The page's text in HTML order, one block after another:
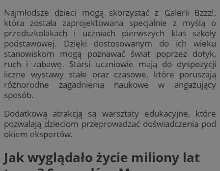
Najmłodsze dzieci mogą skorzystać z Galerii Bzzz!,
która została zaprojektowana specjalnie z myślą o
przedszkolakach i uczniach pierwszych klas szkoły
podstawowej. Dzięki dostosowanym do ich wieku
stanowiskom mogą poznawać świat poprzez dotyk,
ruch i zabawę. Starsi uczniowie mają do dyspozycji
liczne wystawy stałe oraz czasowe, które poruszają
różnorodne zagadnienia naukowe w angażujący
sposób.
Dodatkową atrakcją są warsztaty edukacyjne, które
pozwalają dzieciom przeprowadzać doświadczenia pod
okiem ekspertów.
Jak wyglądało życie miliony lat